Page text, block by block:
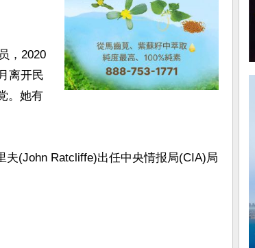
，2020
离开民
。她有
(John Ratcliffe)出任中央情报局(CIA)局